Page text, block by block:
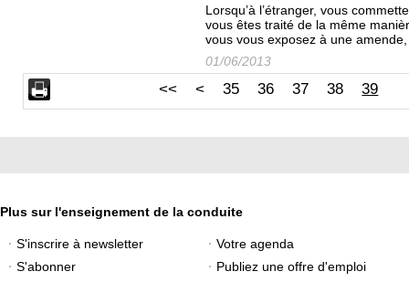
Lorsqu’à l’étranger, vous
vous êtes traité de la même
vous vous exposez à une
01/06/2013
<< < 35 36 37 38 39
Plus sur l'enseignement de la conduite
S'inscrire à newsletter
Votre agenda
S'abonner
Publiez une offre d'emploi